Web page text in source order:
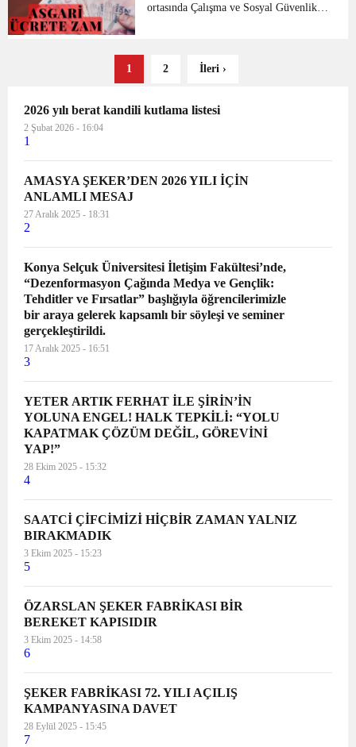
ortasında Çalışma ve Sosyal Güvenlik
haberlerine cevap verdi. Bilgin, “Asgari
1 2 İleri ›
2026 yılı berat kandili kutlama listesi
2 Şubat 2026 - 16:04
1
AMASYA ŞEKER’DEN 2026 YILI İÇİN
ANLAMLI MESAJ
27 Aralık 2025 - 18:31
2
Konya Selçuk Üniversitesi İletişim Fakültesi’nde,
“Dezenformasyon Çağında Medya ve Gençlik:
Tehditler ve Fırsatlar” başlığıyla öğrencilerimizle
bir araya gelerek kapsamlı bir söyleşi ve seminer
gerçekleştirildi.
17 Aralık 2025 - 16:51
3
YETER ARTIK FERHAT İLE ŞİRİN’İN
YOLUNA ENGEL! HALK TEPKİLİ: “YOLU
KAPATMAK ÇÖZÜM DEĞİL, GÖREVİNİ
YAP!”
28 Ekim 2025 - 15:32
4
SAATCİ ÇİFCİMİZİ HİÇBİR ZAMAN YALNIZ
BIRAKMADIK
3 Ekim 2025 - 15:23
5
ÖZARSLAN ŞEKER FABRİKASI BİR
BEREKET KAPISIDIR
3 Ekim 2025 - 14:58
6
ŞEKER FABRİKASI 72. YILI AÇILIŞ
KAMPANYASINA DAVET
28 Eylül 2025 - 15:45
7